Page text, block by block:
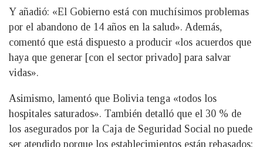
Y añadió: «El Gobierno está con muchísimos problemas
por el abandono de 14 años en la salud». Además,
comentó que está dispuesto a producir «los acuerdos que
haya que generar [con el sector privado] para salvar
vidas».
Asimismo, lamentó que Bolivia tenga «todos los
hospitales saturados». También detalló que el 30 % de
los asegurados por la Caja de Seguridad Social no puede
ser atendido porque los establecimientos están rebasados: